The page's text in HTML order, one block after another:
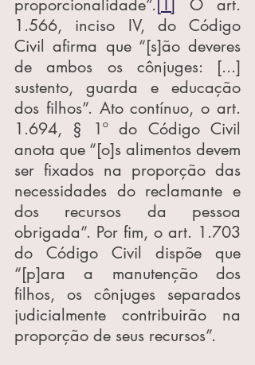
proporcionalidade”.[1] O art.
1.566, inciso IV, do Código
Civil afirma que “[s]ão deveres
de ambos os cônjuges: [...]
sustento, guarda e educação
dos filhos”. Ato contínuo, o art.
1.694, § 1º do Código Civil
anota que “[o]s alimentos devem
ser fixados na proporção das
necessidades do reclamante e
dos recursos da pessoa
obrigada”. Por fim, o art. 1.703
do Código Civil dispõe que
“[p]ara a manutenção dos
filhos, os cônjuges separados
judicialmente contribuirão na
proporção de seus recursos”.